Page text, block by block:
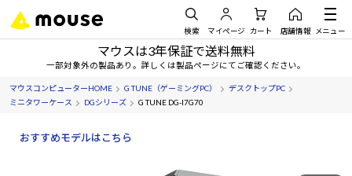
検索 マイページ カート 店舗情報 メニュー
マウスは3年保証で送料無料
一部対象外の製品あり。詳しくは製品ページにてご確認ください。
マウスコンピューターHOME G TUNE（ゲーミングPC）
デスクトップPC
ミニタワーケース
DGシリーズ G TUNE DG-I7G70
おすすめモデルはこちら